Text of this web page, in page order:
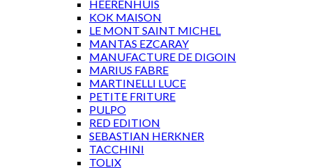
HEERENHUIS
KOK MAISON
LE MONT SAINT MICHEL
MANTAS EZCARAY
MANUFACTURE DE DIGOIN
MARIUS FABRE
MARTINELLI LUCE
PETITE FRITURE
PULPO
RED EDITION
SEBASTIAN HERKNER
TACCHINI
TOLIX